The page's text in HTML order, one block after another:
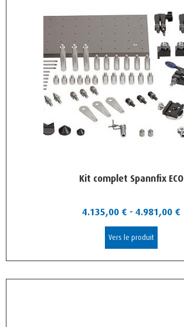
Kit complet Spannfix ECO
4.135,00 € - 4.981,00 €
Vers le produit